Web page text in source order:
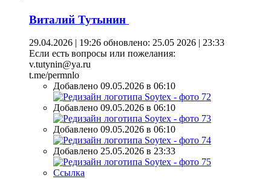
Виталий Тутынин
29.04.2026 | 19:26 обновлено: 25.05 2026 | 23:33
Если есть вопросы или пожелания:
v.tutynin@ya.ru
t.me/permnlo
Добавлено 09.05.2026 в 06:10
Добавлено 09.05.2026 в 06:10
Добавлено 09.05.2026 в 06:10
Добавлено 25.05.2026 в 23:33
Ссылка